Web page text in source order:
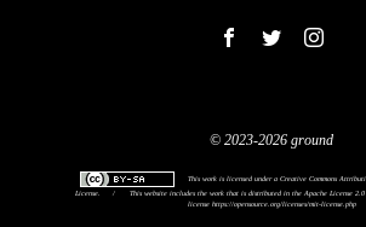
© 2023-2026 ground
This work is licensed under a Creative Commons
License / This website includes the work that is distributed in the Apache License 2.0
license https://opensource.org/licenses/mit-license.php